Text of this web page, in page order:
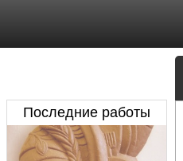
Последние работы